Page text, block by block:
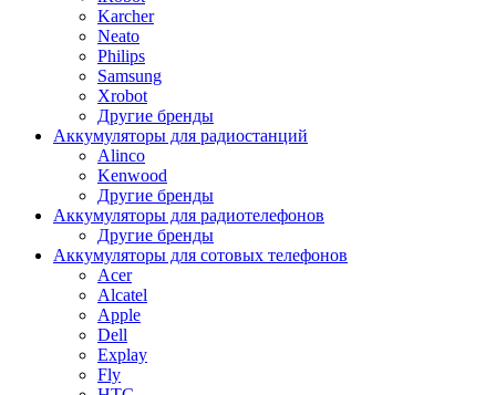
Karcher
Neato
Philips
Samsung
Xrobot
Другие бренды
Аккумуляторы для радиостанций
Alinco
Kenwood
Другие бренды
Аккумуляторы для радиотелефонов
Другие бренды
Аккумуляторы для сотовых телефонов
Acer
Alcatel
Apple
Dell
Explay
Fly